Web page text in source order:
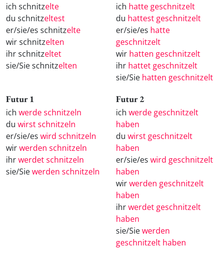
ich schnitzelte
du schnitzeltest
er/sie/es schnitzelte
wir schnitzelten
ihr schnitzeltet
sie/Sie schnitzelten
ich hatte geschnitzelt
du hattest geschnitzelt
er/sie/es hatte
geschnitzelt
wir hatten geschnitzelt
ihr hattet geschnitzelt
sie/Sie hatten geschnitzelt
Futur 1
ich werde schnitzeln
du wirst schnitzeln
er/sie/es wird schnitzeln
wirwerden schnitzeln
ihrwerdet schnitzeln
sie/Siewerden schnitzeln
Futur 2
ich werde geschnitzelt
haben
du wirst geschnitzelt
haben
er/sie/es wird geschnitzelt
haben
wirwerden geschnitzelt
haben
ihrwerdet geschnitzelt
haben
sie/Siewerden
geschnitzelt haben